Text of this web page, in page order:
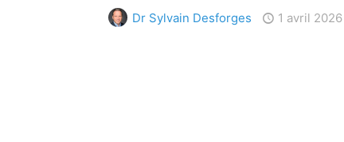
Dr Sylvain Desforges 1 avril 2026